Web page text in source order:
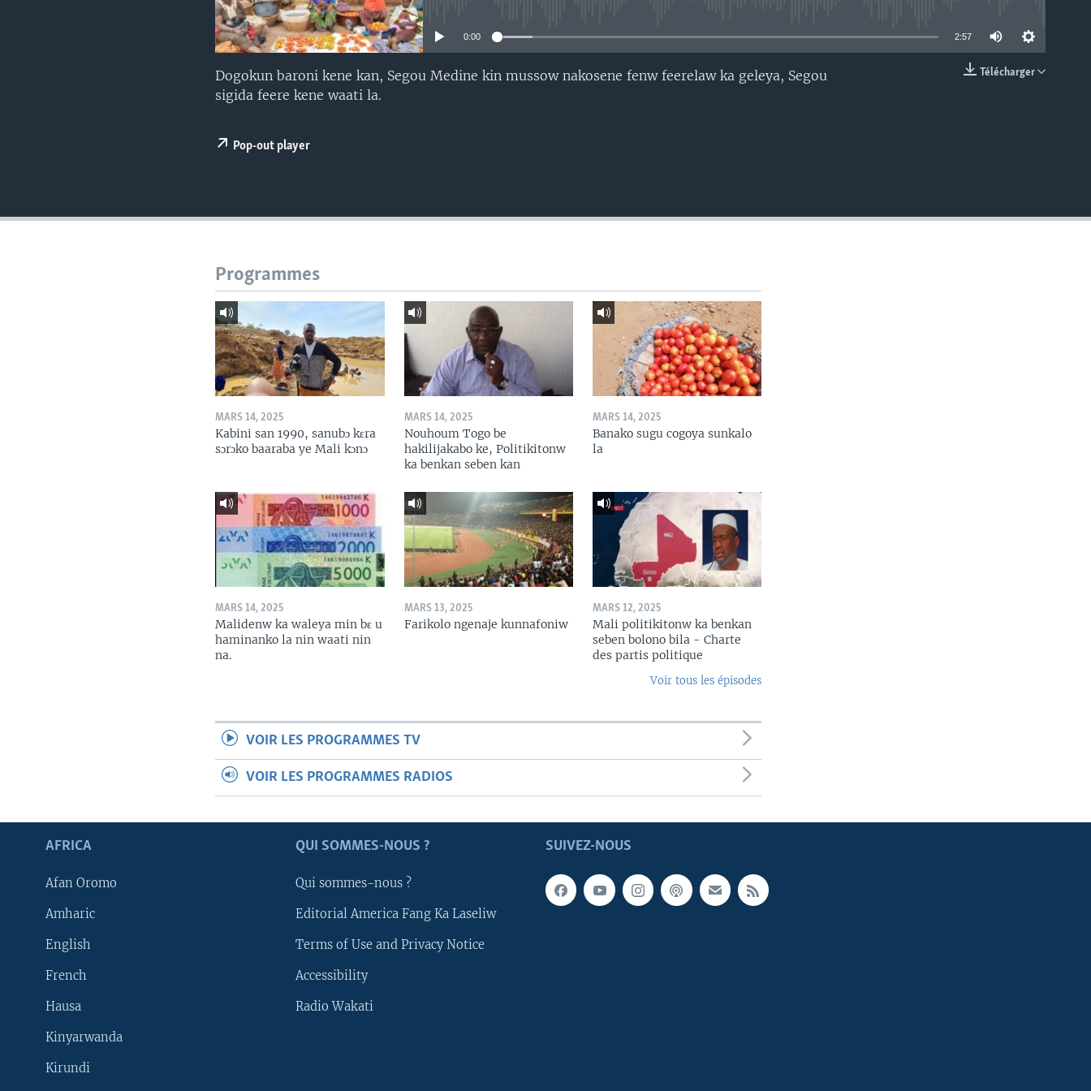
0:00 2:57
Télécharger
Dogokun baroni kene kan, Segou Medine kin mussow nakosene fenw feerelaw ka geleya, Segou
sigida feere kene waati la.
Pop-out player
Programmes
MARS 14, 2025
Kabini san 1990, sanubɔ kɛra
sɔrɔko baaraba ye Mali kɔnɔ
MARS 14, 2025
Nouhoum Togo be
hakilijakabo ke, Politikitonw
ka benkan seben kan
MARS 14, 2025
Banako sugu cogoya sunkalo
la
MARS 14, 2025
Malidenw ka waleya min bɛ u
haminanko la nin waati nin
na.
MARS 13, 2025
Farikolo ngenaje kunnafoniw
MARS 12, 2025
Mali politikitonw ka benkan
seben bolono bila - Charte
des partis politique
Voir tous les épisodes
VOIR LES PROGRAMMES TV
VOIR LES PROGRAMMES RADIOS
SUIVEZ-NOUS
AFRICA
Afan Oromo
Amharic
English
French
Hausa
Kinyarwanda
Kirundi
QUI SOMMES-NOUS ?
Qui sommes-nous ?
Editorial America Fang Ka Laseliw
Terms of Use and Privacy Notice
Accessibility
Radio Wakati